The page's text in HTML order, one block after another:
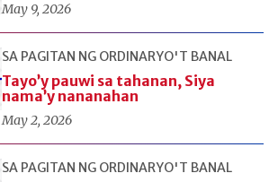
May 9, 2026
SA PAGITAN NG ORDINARYO'T BANAL
Tayo’y pauwi sa tahanan, Siya
nama’y nananahan
May 2, 2026
SA PAGITAN NG ORDINARYO'T BANAL